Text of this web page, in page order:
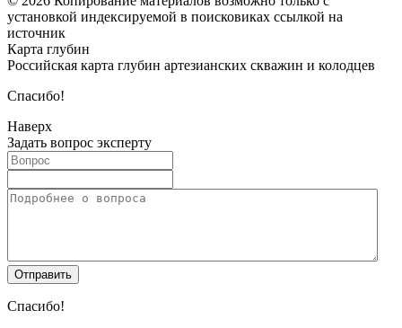
установкой индексируемой в поисковиках ссылкой на
источник
Карта глубин
Российская карта глубин артезианских скважин и колодцев
Спасибо!
Наверх
Задать вопрос эксперту
Спасибо!